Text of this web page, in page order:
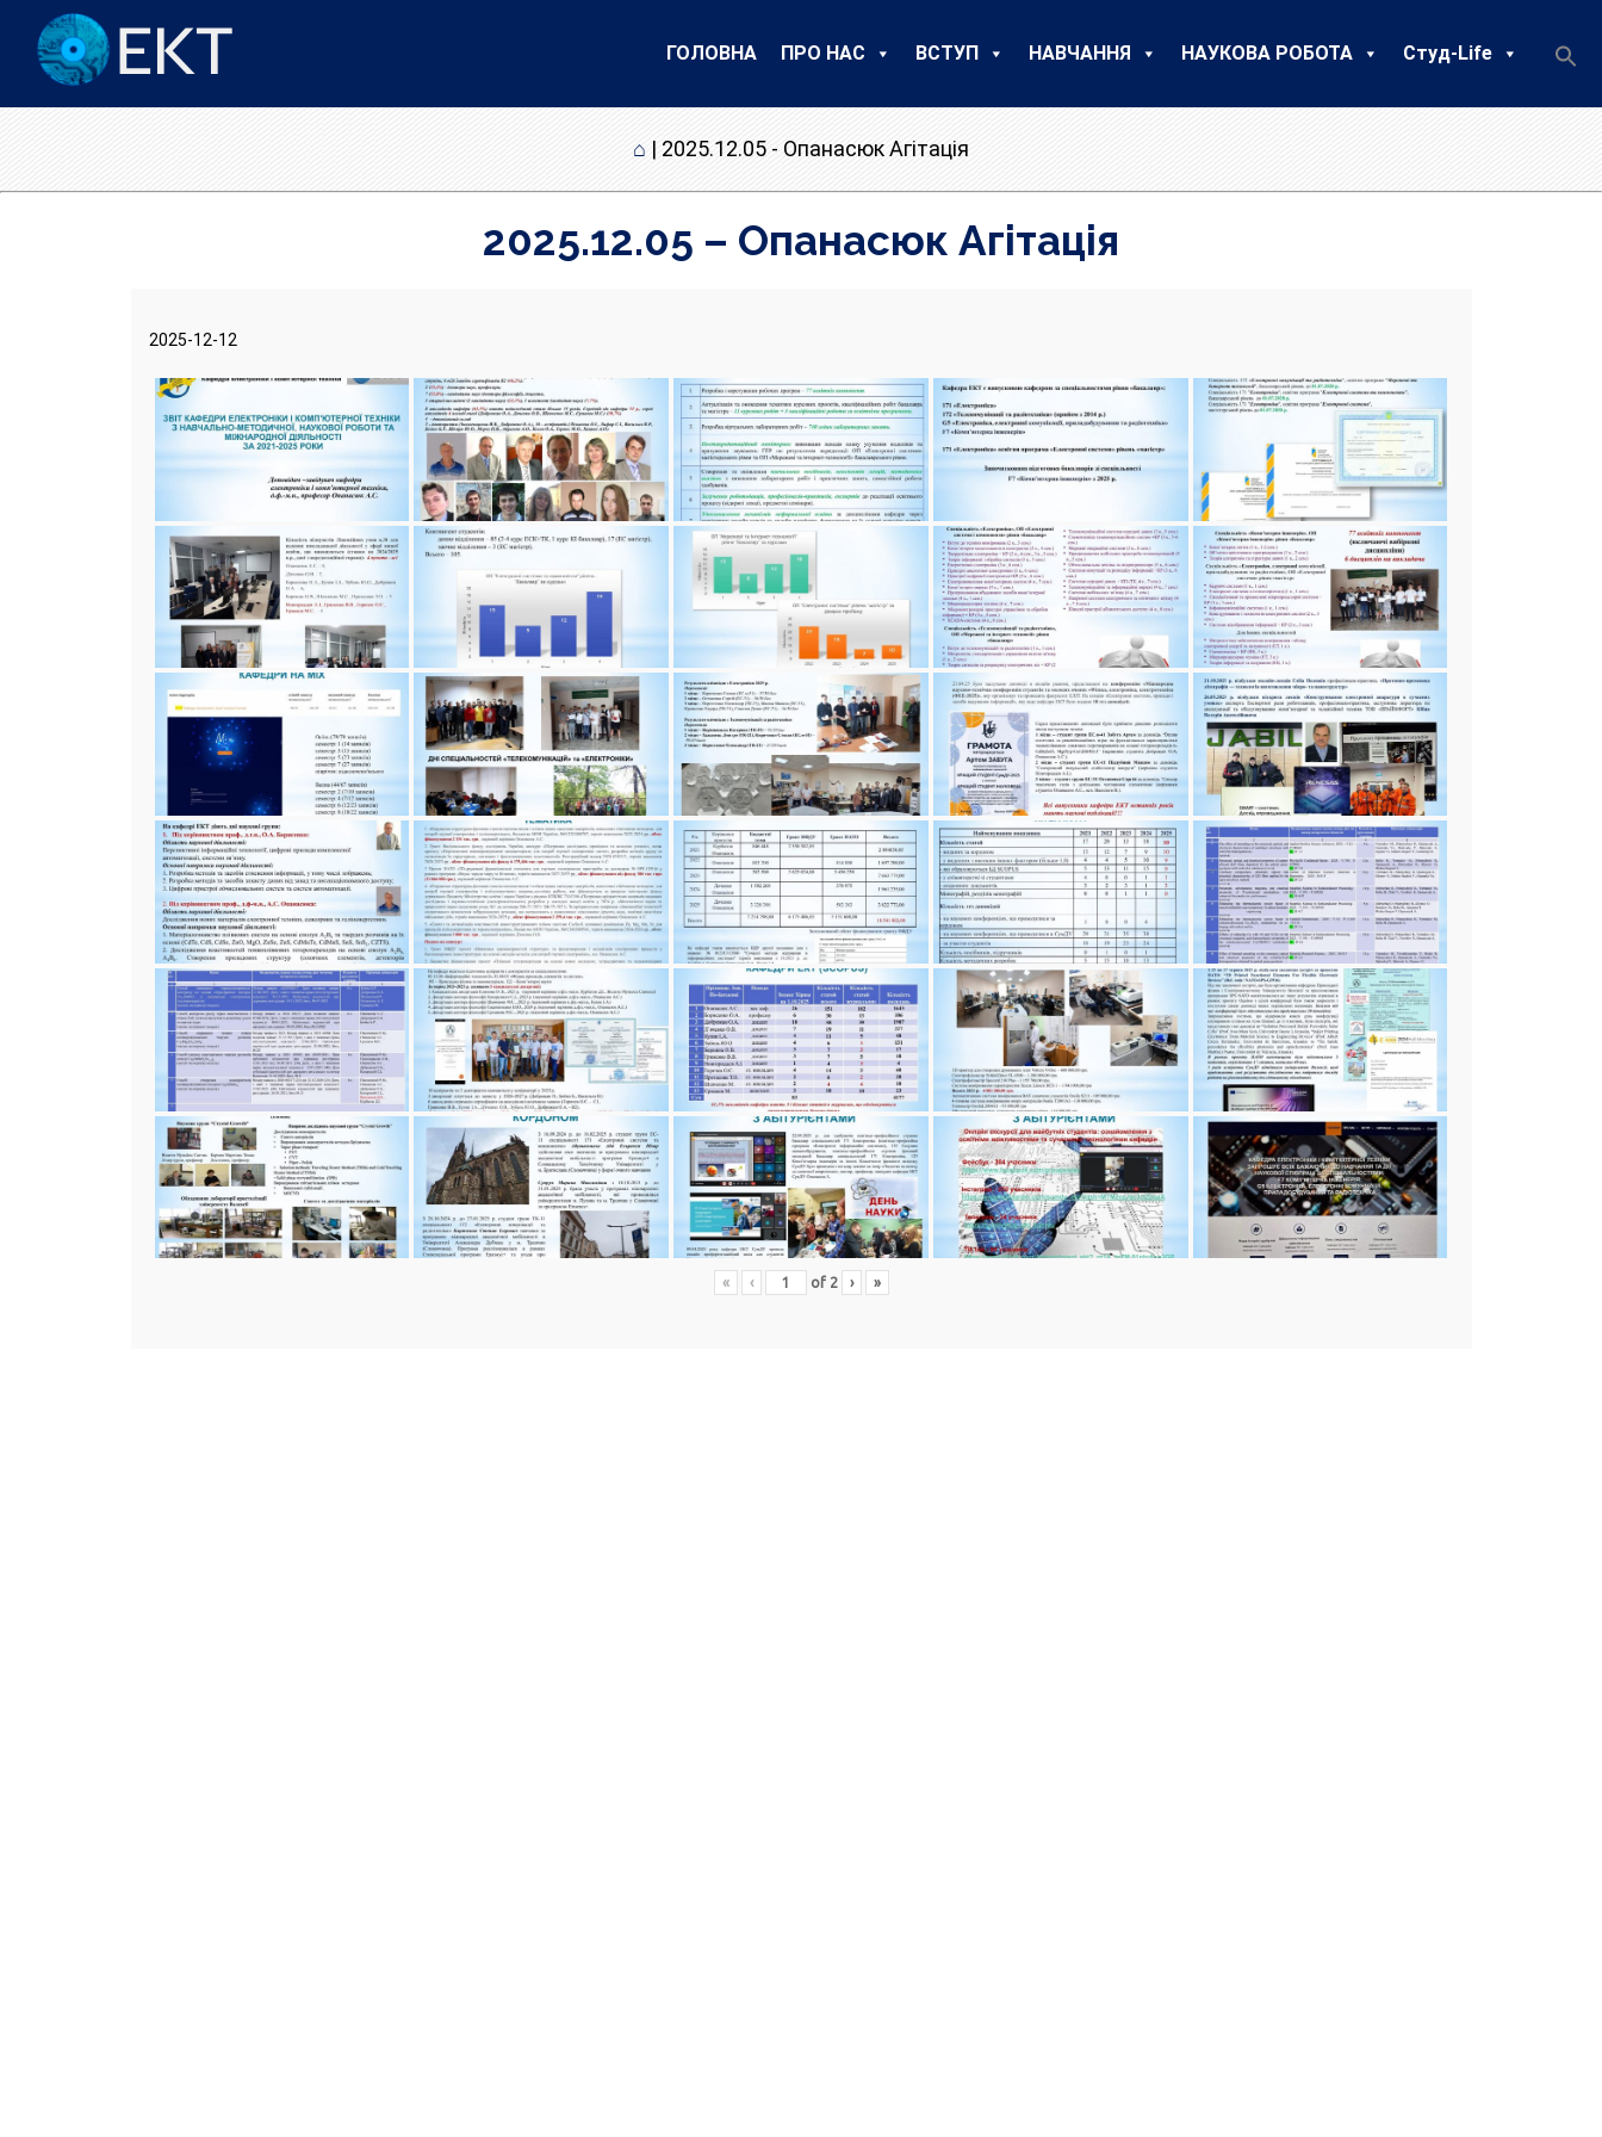
ГОЛОВНА ПРО НАС ВСТУП НАВЧАННЯ НАУКОВА РОБОТА Студ-Life
⌂ | 2025.12.05 - Опанасюк Агітація
2025.12.05 – Опанасюк Агітація
2025-12-12
« ‹ of 2 › »